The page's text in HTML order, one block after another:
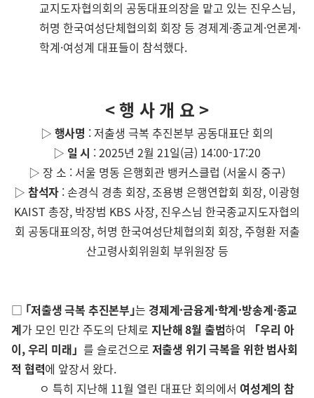
교지도자협의회의 공동대표의장을 맡고 있는 진우스님,
허명 한국여성단체협의회 회장 등 경제계·종교계·언론계·
학계·여성계 대표들이 참석했다.
< 행 사 개 요 >
▷ 행사명 : 저출생 극복 추진본부 공동대표단 회의
▷ 일 시 : 2025년 2월 21일(금) 14:00-17:20
▷ 장 소 : 서울 명동 은행회관 뱅커스클럽 (서울시 중구)
▷ 참석자 : 손경식 경총 회장, 조용병 은행연합회 회장, 이광형
KAIST 총장, 박장범 KBS 사장, 진우스님 한국종교지도자협의
회 공동대표의장, 허명 한국여성단체협의회 회장, 주형환 저출
산고령사회위원회 부위원장 등
□ ｢저출생 극복 추진본부｣는 경제계·금융계·학계·방송계·종교
계가 모인 민간 주도의 단체로 지난해 8월 출범하여
「우리 아
이, 우리 미래」 를 슬로건으로 저출생 위기 극복을 위한 범사회
적 협력에 앞장서 왔다.
ㅇ 특히 지난해 11월 열린 대표단 회의에서 여성계의 참